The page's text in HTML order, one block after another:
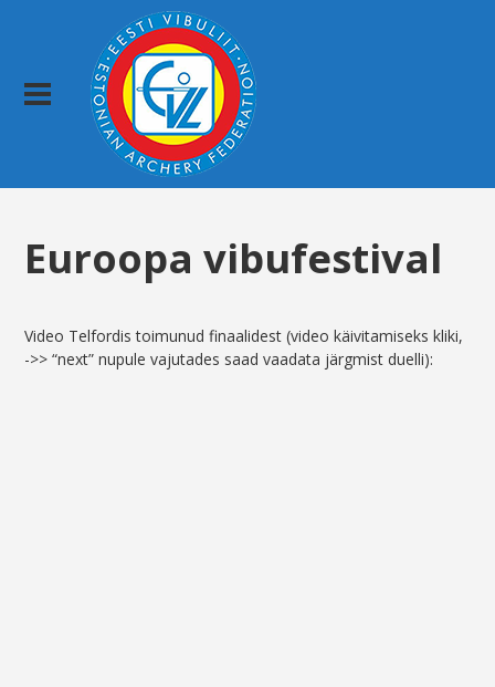
Euroopa vibufestival
Video Telfordis toimunud finaalidest (video käivitamiseks kliki,
->> “next” nupule vajutades saad vaadata järgmist duelli):